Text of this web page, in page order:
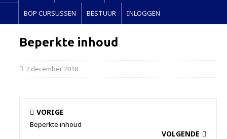
O
E
BOP CURSUSSEN BESTUUR INLOGGEN
Beperkte inhoud
2 december 2018
VORIGE
Beperkte inhoud
VOLGENDE